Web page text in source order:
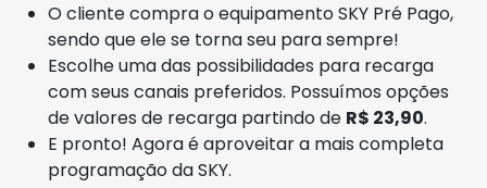
O cliente compra o equipamento SKY Pré Pago,
sendo que ele se torna seu para sempre!
Escolhe uma das possibilidades para recarga
com seus canais preferidos. Possuímos opções
de valores de recarga partindo de R$ 23,90.
E pronto! Agora é aproveitar a mais completa
programação da SKY.